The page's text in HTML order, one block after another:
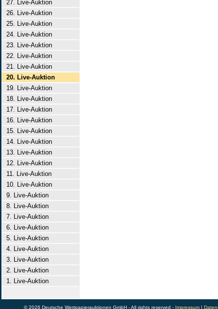
27. Live-Auktion
26. Live-Auktion
25. Live-Auktion
24. Live-Auktion
23. Live-Auktion
22. Live-Auktion
21. Live-Auktion
20. Live-Auktion
19. Live-Auktion
18. Live-Auktion
17. Live-Auktion
16. Live-Auktion
15. Live-Auktion
14. Live-Auktion
13. Live-Auktion
12. Live-Auktion
11. Live-Auktion
10. Live-Auktion
9. Live-Auktion
8. Live-Auktion
7. Live-Auktion
6. Live-Auktion
5. Live-Auktion
4. Live-Auktion
3. Live-Auktion
2. Live-Auktion
1. Live-Auktion
© 2026 Deutsche Wertpapierauktionen GmbH - All rights reserved - Impressum|